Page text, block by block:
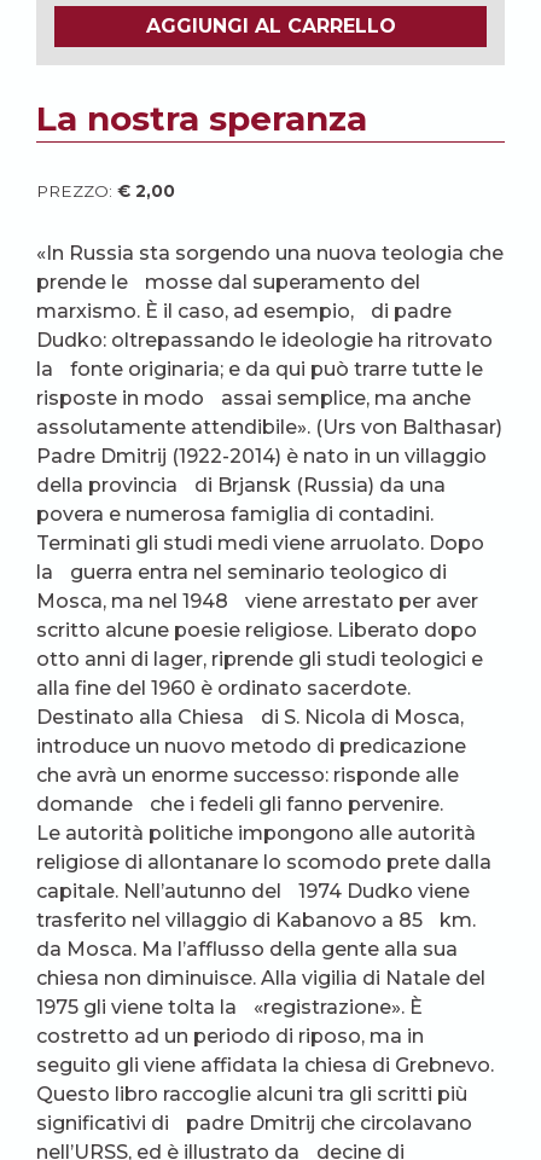
AGGIUNGI AL CARRELLO
La nostra speranza
PREZZO: € 2,00
«In Russia sta sorgendo una nuova teologia che
prende le mosse dal superamento del
marxismo. È il caso, ad esempio, di padre
Dudko: oltrepassando le ideologie ha ritrovato
la fonte originaria; e da qui può trarre tutte le
risposte in modo assai semplice, ma anche
assolutamente attendibile». (Urs von Balthasar)
Padre Dmitrij (1922-2014) è nato in un villaggio
della provincia di Brjansk (Russia) da una
povera e numerosa famiglia di contadini.
Terminati gli studi medi viene arruolato. Dopo
la guerra entra nel seminario teologico di
Mosca, ma nel 1948 viene arrestato per aver
scritto alcune poesie religiose. Liberato dopo
otto anni di lager, riprende gli studi teologici e
alla fine del 1960 è ordinato sacerdote.
Destinato alla Chiesa di S. Nicola di Mosca,
introduce un nuovo metodo di predicazione
che avrà un enorme successo: risponde alle
domande che i fedeli gli fanno pervenire.
Le autorità politiche impongono alle autorità
religiose di allontanare lo scomodo prete dalla
capitale. Nell’autunno del 1974 Dudko viene
trasferito nel villaggio di Kabanovo a 85 km.
da Mosca. Ma l’afflusso della gente alla sua
chiesa non diminuisce. Alla vigilia di Natale del
1975 gli viene tolta la «registrazione». È
costretto ad un periodo di riposo, ma in
seguito gli viene affidata la chiesa di Grebnevo.
Questo libro raccoglie alcuni tra gli scritti più
significativi di padre Dmitrij che circolavano
nell’URSS, ed è illustrato da decine di